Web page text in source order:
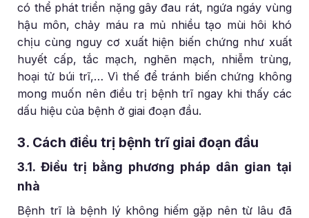
có thể phát triển nặng gây đau rát, ngứa ngáy vùng
hậu môn, chảy máu ra mủ nhiều tạo mùi hôi khó
chịu cùng nguy cơ xuất hiện biến chứng như xuất
huyết cấp, tắc mạch, nghẽn mạch, nhiễm trùng,
hoại tử búi trĩ,… Vì thế để tránh biến chứng không
mong muốn nên điều trị bệnh trĩ ngay khi thấy các
dấu hiệu của bệnh ở giai đoạn đầu.
3. Cách điều trị bệnh trĩ giai đoạn đầu
3.1. Điều trị bằng phương pháp dân gian tại
nhà
Bệnh trĩ là bệnh lý không hiếm gặp nên từ lâu đã